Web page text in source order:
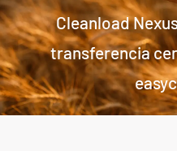
Cleanload
transferencia